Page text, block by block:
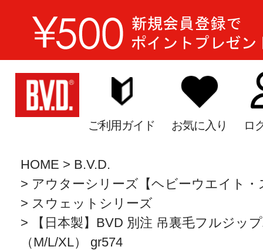
ご利用ガイド お気に入り ロ
HOME
B.V.D.
アウターシリーズ【ヘビーウエイト
スウェットシリーズ
【日本製】BVD 別注 吊裏毛フルジッ
（M/L/XL） gr574